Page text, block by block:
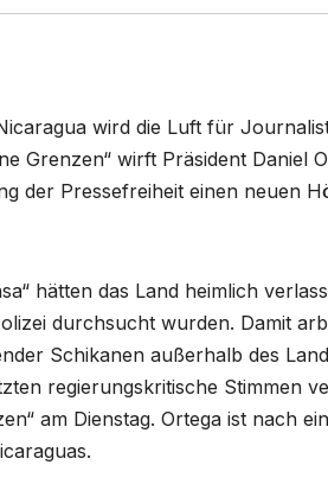
wird die Luft für
Grenzen“ wirft Präsident Daniel
der Pressefreiheit einen neuen
hätten das Land heimlich
durchsucht wurden. Damit
Schikanen außerhalb des
regierungskritische Stimmen
am Dienstag. Ortega ist nach